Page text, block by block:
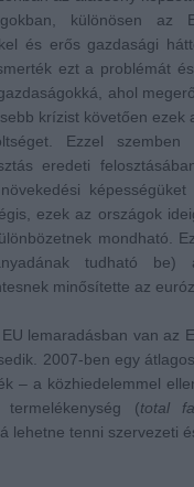
különösen az
és erős gazdasági
ezt a problémát
ahol
krízist követően
Ezzel
eredeti
ezek az országok
mondható.
tudható be)
minősítette az
lemaradásban van az
2007-ben egy
– a közhiedelemmel
(total
lehetne tenni szervezeti